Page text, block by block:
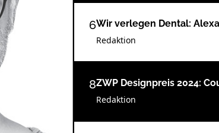
6Wir verlegen Dental:
Redaktion
8ZWP Designpreis 2024:
Redaktion